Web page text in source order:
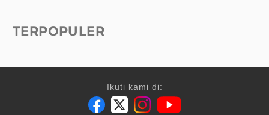
TERPOPULER
Ikuti kami di: